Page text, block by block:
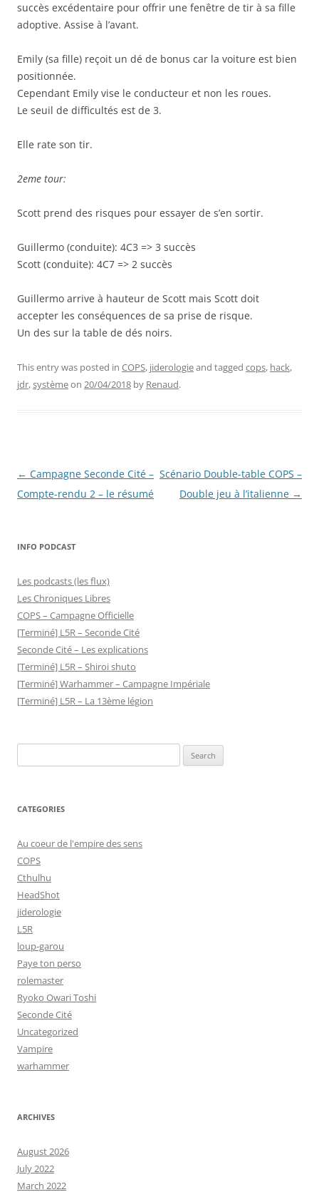
succès excédentaire pour offrir une fenêtre de tir à sa fille
adoptive. Assise à l’avant.
Emily (sa fille) reçoit un dé de bonus car la voiture est bien
positionnée.
Cependant Emily vise le conducteur et non les roues.
Le seuil de difficultés est de 3.
Elle rate son tir.
2eme tour:
Scott prend des risques pour essayer de s’en sortir.
Guillermo (conduite): 4C3 => 3 succès
Scott (conduite): 4C7 => 2 succès
Guillermo arrive à hauteur de Scott mais Scott doit
accepter les conséquences de sa prise de risque.
Un des sur la table de dés noirs.
This entry was posted in COPS, jiderologieand tagged cops, hack,
jdr,systèmeon 20/04/2018 by Renaud.
Post
navigation
← Campagne Seconde Cité –
Compte-rendu 2 – le résumé
Scénario Double-table COPS –
Double jeu à l’italienne →
INFO PODCAST
Les podcasts (les flux)
Les Chroniques Libres
COPS – Campagne Officielle
[Terminé] L5R – Seconde Cité
Seconde Cité – Les explications
[Terminé] L5R – Shiroi shuto
[Terminé] Warhammer – Campagne Impériale
[Terminé] L5R – La 13ème légion
for:
CATEGORIES
Au coeur de l'empire des sens
COPS
Cthulhu
HeadShot
jiderologie
L5R
loup-garou
Paye ton perso
rolemaster
Ryoko Owari Toshi
Seconde Cité
Uncategorized
Vampire
warhammer
ARCHIVES
August 2026
July 2022
March 2022